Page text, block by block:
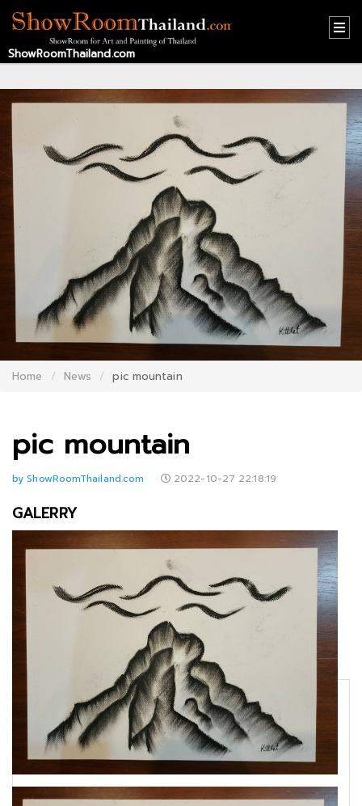
HOME
CONTACT
ABOUT
REGISTER
ShowRoomThailand.com
Home News pic mountain
pic mountain
by ShowRoomThailand.com 2022-10-27 22:18:19
GALERRY